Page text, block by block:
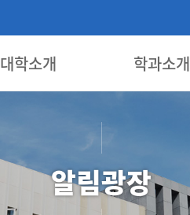
대학소개 학과소개
알림광장